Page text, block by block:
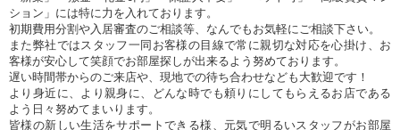
ション」には特に力を入れております。
初期費用分割や入居審査のご相談等、なんでもお気軽にご相談下さい。
また弊社ではスタッフ一同お客様の目線で常に親切な対応を心掛け、お
客様が安心して笑顔でお部屋探しが出来るよう努めております。
遅い時間帯からのご来店や、現地での待ち合わせなども大歓迎です！
より身近に、より親身に、どんな時でも頼りにしてもらえるお店である
よう日々努めてまいります。
皆様の新しい生活をサポートできる様、元気で明るいスタッフがお部屋